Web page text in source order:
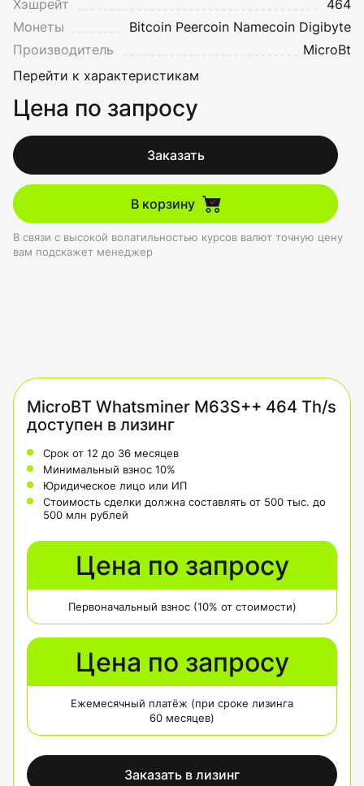
Хэшрейт
464
Монеты
Bitcoin Peercoin Namecoin Digibyte
Производитель
MicroBt
Перейти к характеристикам
Цена по запросу
Заказать
В корзину
В связи с высокой волатильностью курсов валют точную цену
вам подскажет менеджер
MicroBT Whatsminer M63S++ 464 Th/s
доступен в лизинг
Срок от 12 до 36 месяцев
Минимальный взнос 10%
Юридическое лицо или ИП
Стоимость сделки должна составлять от 500 тыс. до
500 млн рублей
Цена по запросу
Первоначальный взнос (10% от стоимости)
Цена по запросу
Ежемесячный платёж (при сроке лизинга
60 месяцев)
Заказать в лизинг